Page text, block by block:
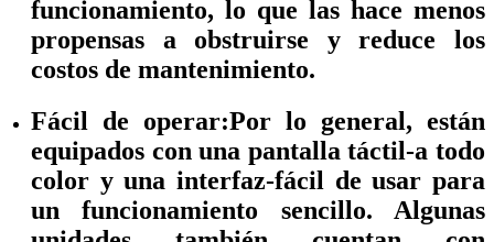
funcionamiento, lo que las hace menos
propensas a obstruirse y reduce los
costos de mantenimiento.
Fácil de operar:Por lo general, están
equipados con una pantalla táctil-a todo
color y una interfaz-fácil de usar para
un funcionamiento sencillo. Algunas